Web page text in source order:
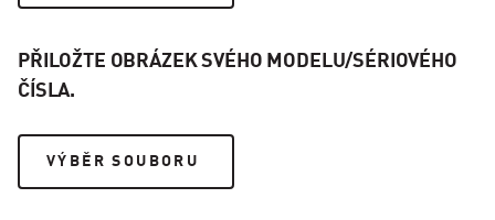
PŘILOŽTE OBRÁZEK SVÉHO MODELU/SÉRIOVÉHO
ČÍSLA.
VÝBĚR SOUBORU